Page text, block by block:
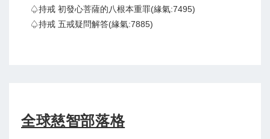
♤持戒 初發心菩薩的八根本重罪(緣氣:7495)
♤持戒 五戒疑問解答(緣氣:7885)
全球慈智部落格